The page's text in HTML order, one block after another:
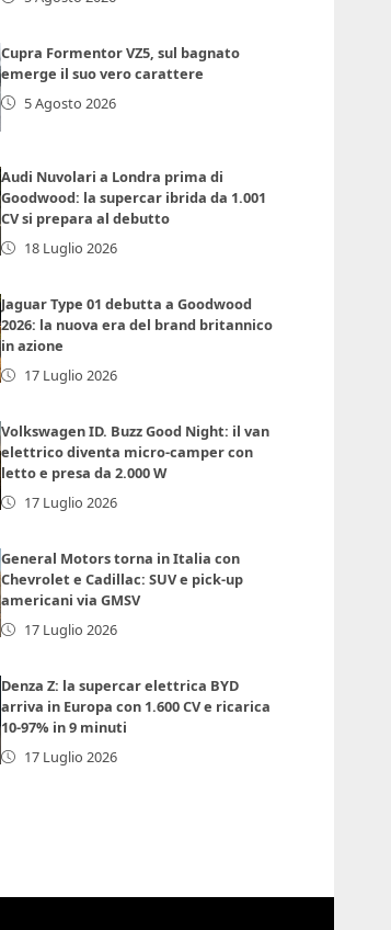
Cupra Formentor VZ5, sul bagnato
emerge il suo vero carattere
5 Agosto 2026
Audi Nuvolari a Londra prima di
Goodwood: la supercar ibrida da 1.001
CV si prepara al debutto
18 Luglio 2026
Jaguar Type 01 debutta a Goodwood
2026: la nuova era del brand britannico
in azione
17 Luglio 2026
Volkswagen ID. Buzz Good Night: il van
elettrico diventa micro-camper con
letto e presa da 2.000 W
17 Luglio 2026
General Motors torna in Italia con
Chevrolet e Cadillac: SUV e pick-up
americani via GMSV
17 Luglio 2026
Denza Z: la supercar elettrica BYD
arriva in Europa con 1.600 CV e ricarica
10-97% in 9 minuti
17 Luglio 2026